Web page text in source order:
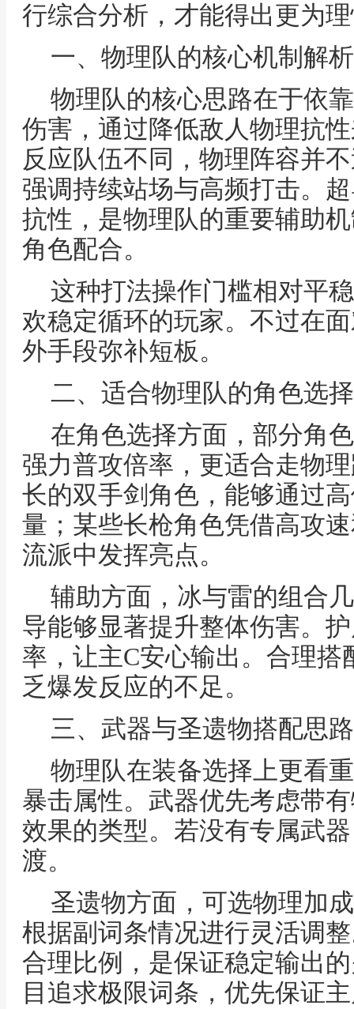
行综合分析，才能得出更为
一、物理队的核心机制解析
物理队的核心思路在于依
伤害，通过降低敌人物理抗
反应队伍不同，物理阵容并
强调持续站场与高频打击。
抗性，是物理队的重要辅助
角色配合。
这种打法操作门槛相对平
欢稳定循环的玩家。不过在
外手段弥补短板。
二、适合物理队的角色选择
在角色选择方面，部分角
强力普攻倍率，更适合走物
长的双手剑角色，能够通过
量；某些长枪角色凭借高攻
流派中发挥亮点。
辅助方面，冰与雷的组合
导能够显著提升整体伤害。
率，让主C安心输出。合理
乏爆发反应的不足。
三、武器与圣遗物搭配思路
物理队在装备选择上更看
暴击属性。武器优先考虑带
效果的类型。若没有专属武
渡。
圣遗物方面，可选物理加
根据副词条情况进行灵活调
合理比例，是保证稳定输出
目追求极限词条，优先保证